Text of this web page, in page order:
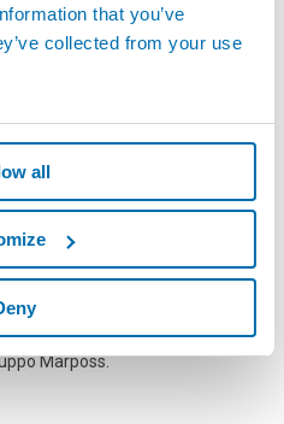
that you’ve
collected from your use
all
& Project System
& Material Management
entrare a far parte del team
miglioramento e
Marposs.